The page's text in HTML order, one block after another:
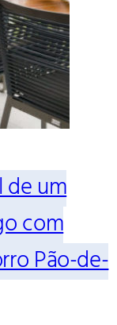
de um
com
Pão-de-